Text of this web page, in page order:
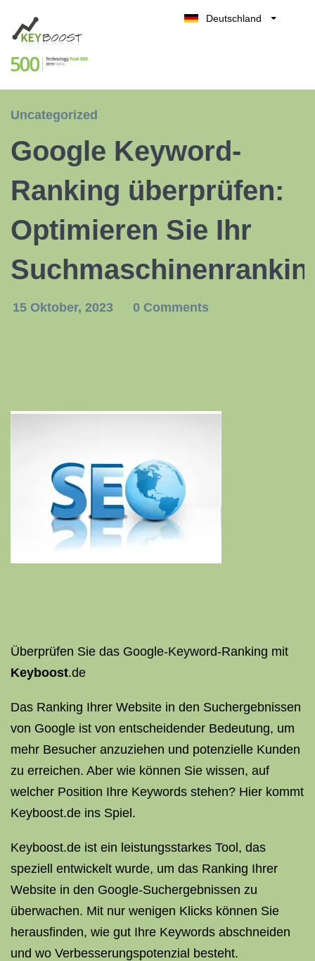
Deutschland
España
Uncategorized
Google Keyword-
Ranking überprüfen:
Optimieren Sie Ihr
15 Oktober, 2023 0 Comments
Überprüfen Sie das Google-Keyword-Ranking mit
Keyboost.de
Das Ranking Ihrer Website in den Suchergebnissen
von Google ist von entscheidender Bedeutung, um
mehr Besucher anzuziehen und potenzielle Kunden
zu erreichen. Aber wie können Sie wissen, auf
welcher Position Ihre Keywords stehen? Hier kommt
Keyboost.de ins Spiel.
Keyboost.de ist ein leistungsstarkes Tool, das
speziell entwickelt wurde, um das Ranking Ihrer
Website in den Google-Suchergebnissen zu
überwachen. Mit nur wenigen Klicks können Sie
herausfinden, wie gut Ihre Keywords abschneiden
und wo Verbesserungspotenzial besteht.